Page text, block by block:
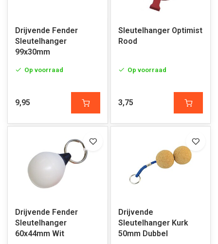
Drijvende Fender
Sleutelhanger
99x30mm
Op voorraad
9,95
Sleutelhanger Optimist
Rood
Op voorraad
3,75
Drijvende Fender
Sleutelhanger
60x44mm Wit
Drijvende
Sleutelhanger Kurk
50mm Dubbel